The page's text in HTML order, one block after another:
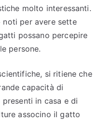
molto interessanti.
noti per avere sette
possano percepire
persone.
si ritiene che
capacità di
in casa e di
associno il gatto